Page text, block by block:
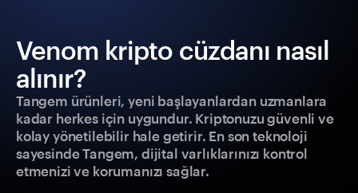
Venom kripto cüzdanı nasıl
alınır?
Tangem ürünleri, yeni başlayanlardan uzmanlara
kadar herkes için uygundur. Kriptonuzu güvenli ve
kolay yönetilebilir hale getirir. En son teknoloji
sayesinde Tangem, dijital varlıklarınızı kontrol
etmenizi ve korumanızı sağlar.